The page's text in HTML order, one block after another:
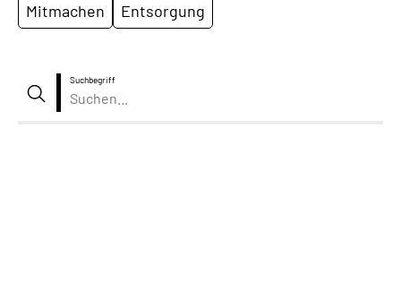
Mitmachen
Entsorgung
Suchbegriff